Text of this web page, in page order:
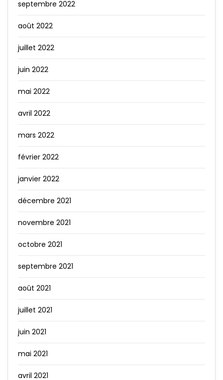
septembre 2022
août 2022
juillet 2022
juin 2022
mai 2022
avril 2022
mars 2022
février 2022
janvier 2022
décembre 2021
novembre 2021
octobre 2021
septembre 2021
août 2021
juillet 2021
juin 2021
mai 2021
avril 2021